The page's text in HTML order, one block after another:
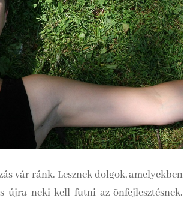
vár ránk. Lesznek dolgok, amelyekben
újra neki kell futni az önfejlesztésnek.